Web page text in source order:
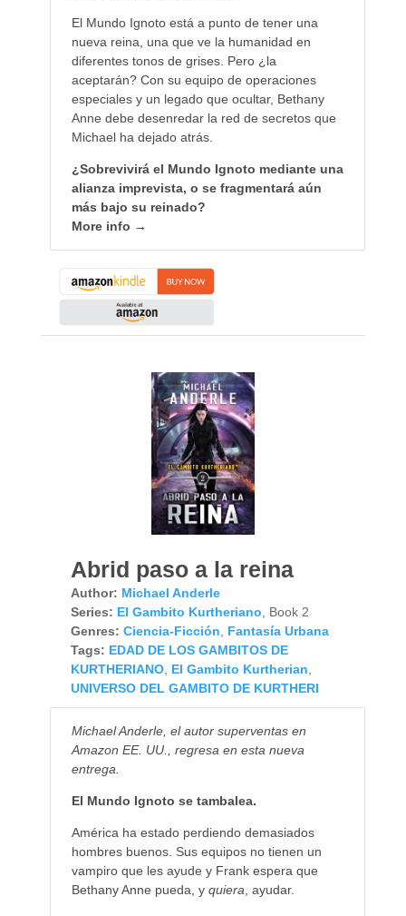
El Mundo Ignoto está a punto de tener una
nueva reina, una que ve la humanidad en
diferentes tonos de grises. Pero ¿la
aceptarán? Con su equipo de operaciones
especiales y un legado que ocultar, Bethany
Anne debe desenredar la red de secretos que
Michael ha dejado atrás.
¿Sobrevivirá el Mundo Ignoto mediante una
alianza imprevista, o se fragmentará aún
más bajo su reinado?
More info →
Abrid paso a la reina
Author: Michael Anderle
Series: El Gambito Kurtheriano , Book 2
Genres: Ciencia-Ficción
Fantasía Urbana
Tags: EDAD DE LOS GAMBITOS DE
KURTHERIANO, El Gambito Kurtherian
UNIVERSO DEL GAMBITO DE KURTHERI
Michael Anderle, el autor superventas en
Amazon EE. UU., regresa en esta nueva
entrega.
El Mundo Ignoto se tambalea.
América ha estado perdiendo demasiados
hombres buenos. Sus equipos no tienen un
vampiro que les ayude y Frank espera que
Bethany Anne pueda, y quiera , ayudar.